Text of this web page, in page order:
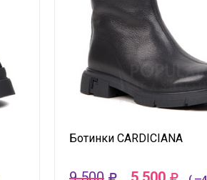
Ботинки CARDICIANA